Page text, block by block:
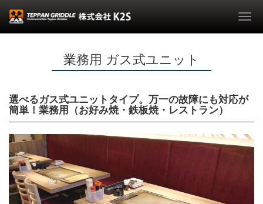
業務用 ガス式ユニット
選べるガス式ユニットタイプ。万一の故障にも対応が
簡単！業務用（お好み焼・鉄板焼・レストラン）